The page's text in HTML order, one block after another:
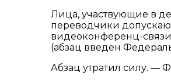
Лица, участвующие в
переводчики
видеоконференц-связи
(абзац введен
Абзац утратил силу. —